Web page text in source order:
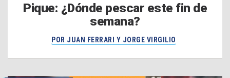
Pique: ¿Dónde pescar este fin de
semana?
POR JUAN FERRARI Y JORGE VIRGILIO